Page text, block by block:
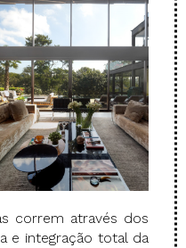
correm através dos
e integração total da